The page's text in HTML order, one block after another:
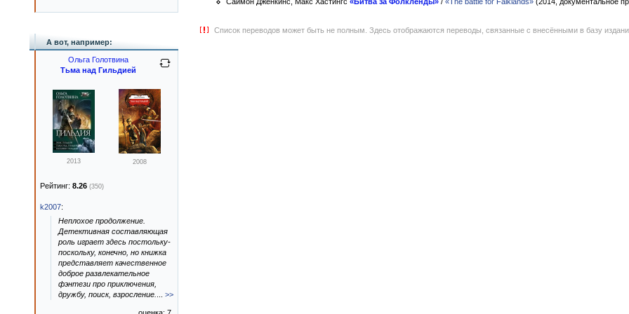
Список переводов может быть не полным. Здесь отображаются переводы, связанные с внесёнными в базу
А вот, например:
Ольга Голотвина
Тьма над Гильдией
2013 2008
Рейтинг: 8.26 (350)
k2007:
Неплохое продолжение.
Детективная составляющая
роль играет здесь постольку-
поскольку, конечно, но книжка
представляет качественное
доброе развлекательное
фэнтези про приключения,
дружбу, поиск, взросление.
>>